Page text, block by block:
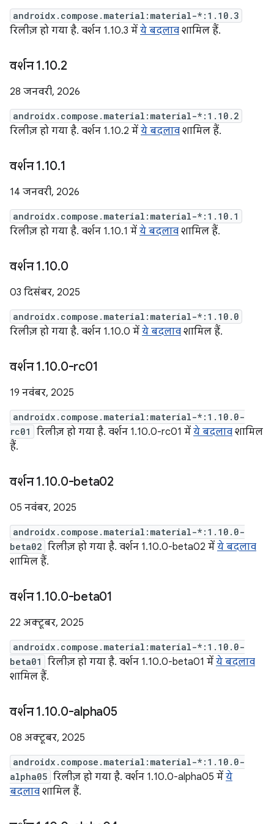
androidx.compose.material:material-*:1.10.3
रिलीज़ हो गया है. वर्शन 1.10.3 में ये बदलाव शामिल हैं.
वर्शन 1.10.2
28 जनवरी, 2026
androidx.compose.material:material-*:1.10.2
रिलीज़ हो गया है. वर्शन 1.10.2 में ये बदलाव शामिल हैं.
वर्शन 1.10.1
14 जनवरी, 2026
androidx.compose.material:material-*:1.10.1
रिलीज़ हो गया है. वर्शन 1.10.1 में ये बदलाव शामिल हैं.
वर्शन 1.10.0
03 दिसंबर, 2025
androidx.compose.material:material-*:1.10.0
रिलीज़ हो गया है. वर्शन 1.10.0 में ये बदलाव शामिल हैं.
वर्शन 1.10.0-rc01
19 नवंबर, 2025
androidx.compose.material:material-*:1.10.0-
rc01
रिलीज़ हो गया है. वर्शन 1.10.0-rc01 में ये बदलाव शामिल
हैं.
वर्शन 1.10.0-beta02
05 नवंबर, 2025
androidx.compose.material:material-*:1.10.0-
beta02 रिलीज़ हो गया है. वर्शन 1.10.0-beta02 में ये बदलाव
शामिल हैं.
वर्शन 1.10.0-beta01
22 अक्टूबर, 2025
androidx.compose.material:material-*:1.10.0-
beta01
रिलीज़ हो गया है. वर्शन 1.10.0-beta01 में ये बदलाव
शामिल हैं.
वर्शन 1.10.0-alpha05
08 अक्टूबर, 2025
androidx.compose.material:material-*:1.10.0-
alpha05 रिलीज़ हो गया है. वर्शन 1.10.0-alpha05 में ये
बदलाव शामिल हैं.